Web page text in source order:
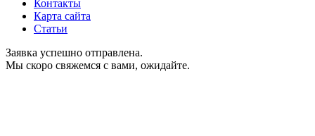
Контакты
Карта сайта
Статьи
Заявка успешно отправлена.
Мы скоро свяжемся с вами, ожидайте.